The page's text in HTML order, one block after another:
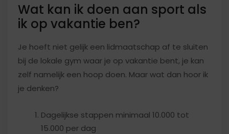
Wat kan ik doen aan sport als
ik op vakantie ben?
Je hoeft niet gelijk een lidmaatschap af te sluiten
bij de lokale gym waar je op vakantie bent, je kan
zelf namelijk een hoop doen. Maar wat dan hoor ik
je denken?
Dagelijkse stappen minimaal 10.000 tot
15.000 per dag